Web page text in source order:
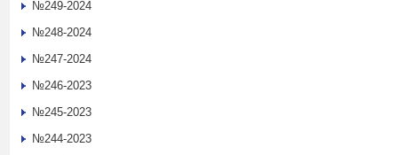
№249-2024
№248-2024
№247-2024
№246-2023
№245-2023
№244-2023